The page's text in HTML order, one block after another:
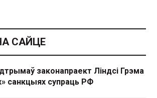
САЙЦЕ
законапраект Ліндсі Грэма
санкцыях супраць РФ